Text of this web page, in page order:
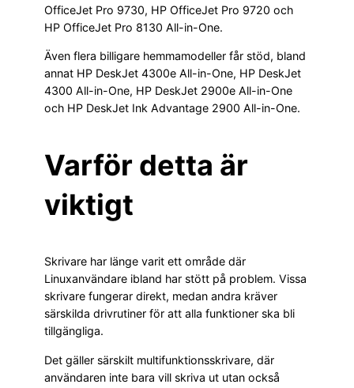
OfficeJet Pro 9730, HP OfficeJet Pro 9720 och
HP OfficeJet Pro 8130 All-in-One.
Även flera billigare hemmamodeller får stöd, bland
annat HP DeskJet 4300e All-in-One, HP DeskJet
4300 All-in-One, HP DeskJet 2900e All-in-One
och HP DeskJet Ink Advantage 2900 All-in-One.
Varför detta är
viktigt
Skrivare har länge varit ett område där
Linuxanvändare ibland har stött på problem. Vissa
skrivare fungerar direkt, medan andra kräver
särskilda drivrutiner för att alla funktioner ska bli
tillgängliga.
Det gäller särskilt multifunktionsskrivare, där
användaren inte bara vill skriva ut utan också